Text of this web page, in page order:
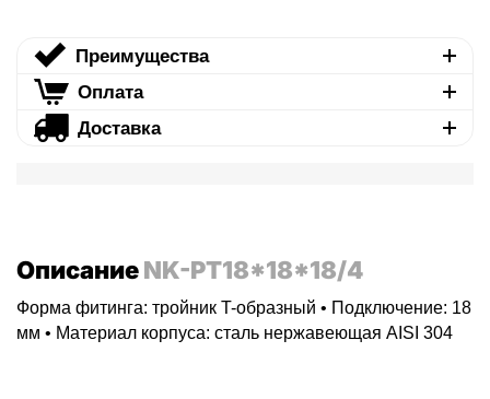
Преимущества
Оплата
Доставка
ОписаниеNK-PT18*18*18/4
Форма фитинга: тройник T-образный • Подключение: 18
мм • Материал корпуса: сталь нержавеющая AISI 304